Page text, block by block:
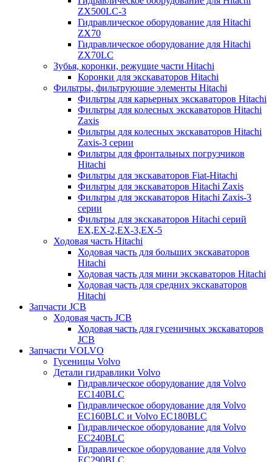
ZX500LC-3
Гидравлическое оборудование для Hitachi
ZX70
Гидравлическое оборудование для Hitachi
ZX70LC
Зубья, коронки, режущие части Hitachi
Коронки для экскаваторов Hitachi
Фильтры, фильтрующие элементы Hitachi
Фильтры для карьерных экскаваторов Hitachi
Фильтры для колесных экскаваторов Hitachi
Zaxis
Фильтры для колесных экскаваторов Hitachi
Zaxis-3 серии
Фильтры для фронтальных погрузчиков
Hitachi
Фильтры для экскаваторов Fiat-Hitachi
Фильтры для экскаваторов Hitachi Zaxis
Фильтры для экскаваторов Hitachi Zaxis-3
серии
Фильтры для экскаваторов Hitachi серий
EX,EX-2,EX-3,EX-5
Ходовая часть Hitachi
Ходовая часть для больших экскаваторов
Hitachi
Ходовая часть для мини экскаваторов Hitachi
Ходовая часть для средних экскаваторов
Hitachi
Запчасти JCB
Ходовая часть JCB
Ходовая часть для гусеничных экскаваторов
JCB
Запчасти VOLVO
Гусеницы Volvo
Детали гидравлики Volvo
Гидравлическое оборудование для Volvo
EC140BLC
Гидравлическое оборудование для Volvo
EC160BLC и Volvo EC180BLC
Гидравлическое оборудование для Volvo
EC240BLC
Гидравлическое оборудование для Volvo
EC290BLC